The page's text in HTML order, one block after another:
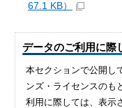
67.1 KB）
データのご利用に際
本セクションで公開し
ンズ・ライセンスのも
利用に際しては、表示